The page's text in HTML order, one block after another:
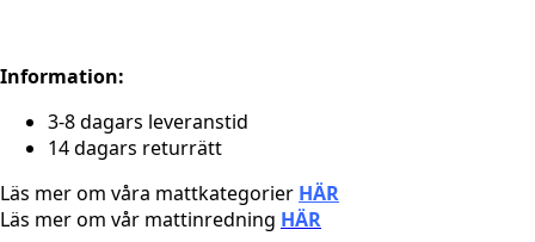
Information:
3-8 dagars leveranstid
14 dagars returrätt
Läs mer om våra mattkategorier HÄR
Läs mer om vår mattinredning HÄR